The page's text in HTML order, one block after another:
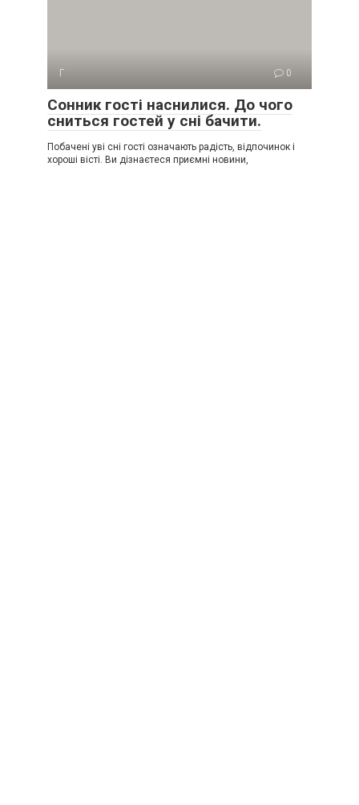
Г 0
Сонник гості наснилися. До чого
сниться гостей у сні бачити.
Побачені уві сні гості означають радість, відпочинок і
хороші вісті. Ви дізнаєтеся приємні новини,